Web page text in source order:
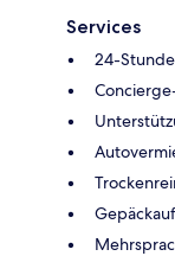
Services
24-